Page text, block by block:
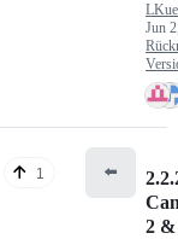
Jun
1 ⬅️
2 &